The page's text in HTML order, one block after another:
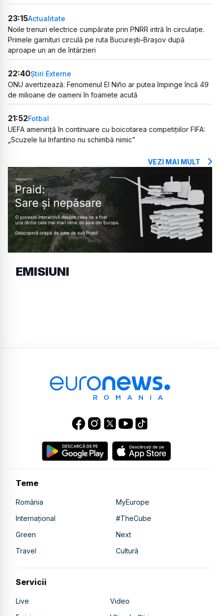
23:15Actualitate
Noile trenuri electrice cumpărate prin PNRR intră în circulație.
Primele garnituri circulă pe ruta București–Brașov după
aproape un an de întârzieri
22:40Știri Externe
ONU avertizează: Fenomenul El Niño ar putea împinge încă 49
de milioane de oameni în foamete acută
21:52Fotbal
UEFA amenință în continuare cu boicotarea competițiilor FIFA:
„Scuzele lui Infantino nu schimbă nimic”
VEZI MAI MULT
EMISIUNI
Teme
România
MyEurope
Internațional
#TheCube
Green
Next
Travel
Cultură
Servicii
Live
Video